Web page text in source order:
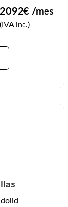
2092€ /mes
(IVA inc.)